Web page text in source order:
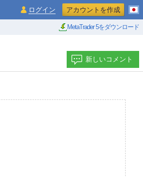
MetaTrader 5をダウンロード
ログイン アカウントを作成
新しいコメント